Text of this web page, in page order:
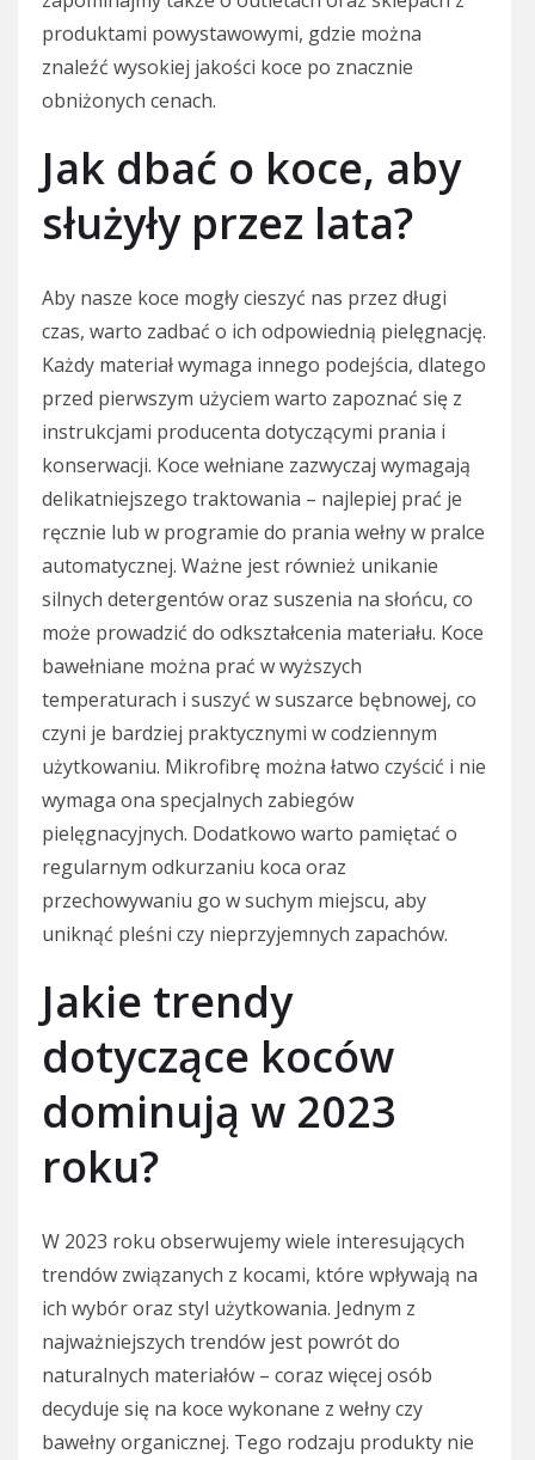
produktami powystawowymi, gdzie można
znaleźć wysokiej jakości koce po znacznie
obniżonych cenach.
Jak dbać o koce, aby
służyły przez lata?
Aby nasze koce mogły cieszyć nas przez długi
czas, warto zadbać o ich odpowiednią pielęgnację.
Każdy materiał wymaga innego podejścia, dlatego
przed pierwszym użyciem warto zapoznać się z
instrukcjami producenta dotyczącymi prania i
konserwacji. Koce wełniane zazwyczaj wymagają
delikatniejszego traktowania – najlepiej prać je
ręcznie lub w programie do prania wełny w pralce
automatycznej. Ważne jest również unikanie
silnych detergentów oraz suszenia na słońcu, co
może prowadzić do odkształcenia materiału. Koce
bawełniane można prać w wyższych
temperaturach i suszyć w suszarce bębnowej, co
czyni je bardziej praktycznymi w codziennym
użytkowaniu. Mikrofibrę można łatwo czyścić i nie
wymaga ona specjalnych zabiegów
pielęgnacyjnych. Dodatkowo warto pamiętać o
regularnym odkurzaniu koca oraz
przechowywaniu go w suchym miejscu, aby
uniknąć pleśni czy nieprzyjemnych zapachów.
Jakie trendy
dotyczące koców
dominują w 2023
roku?
W 2023 roku obserwujemy wiele interesujących
trendów związanych z kocami, które wpływają na
ich wybór oraz styl użytkowania. Jednym z
najważniejszych trendów jest powrót do
naturalnych materiałów – coraz więcej osób
decyduje się na koce wykonane z wełny czy
bawełny organicznej. Tego rodzaju produkty nie